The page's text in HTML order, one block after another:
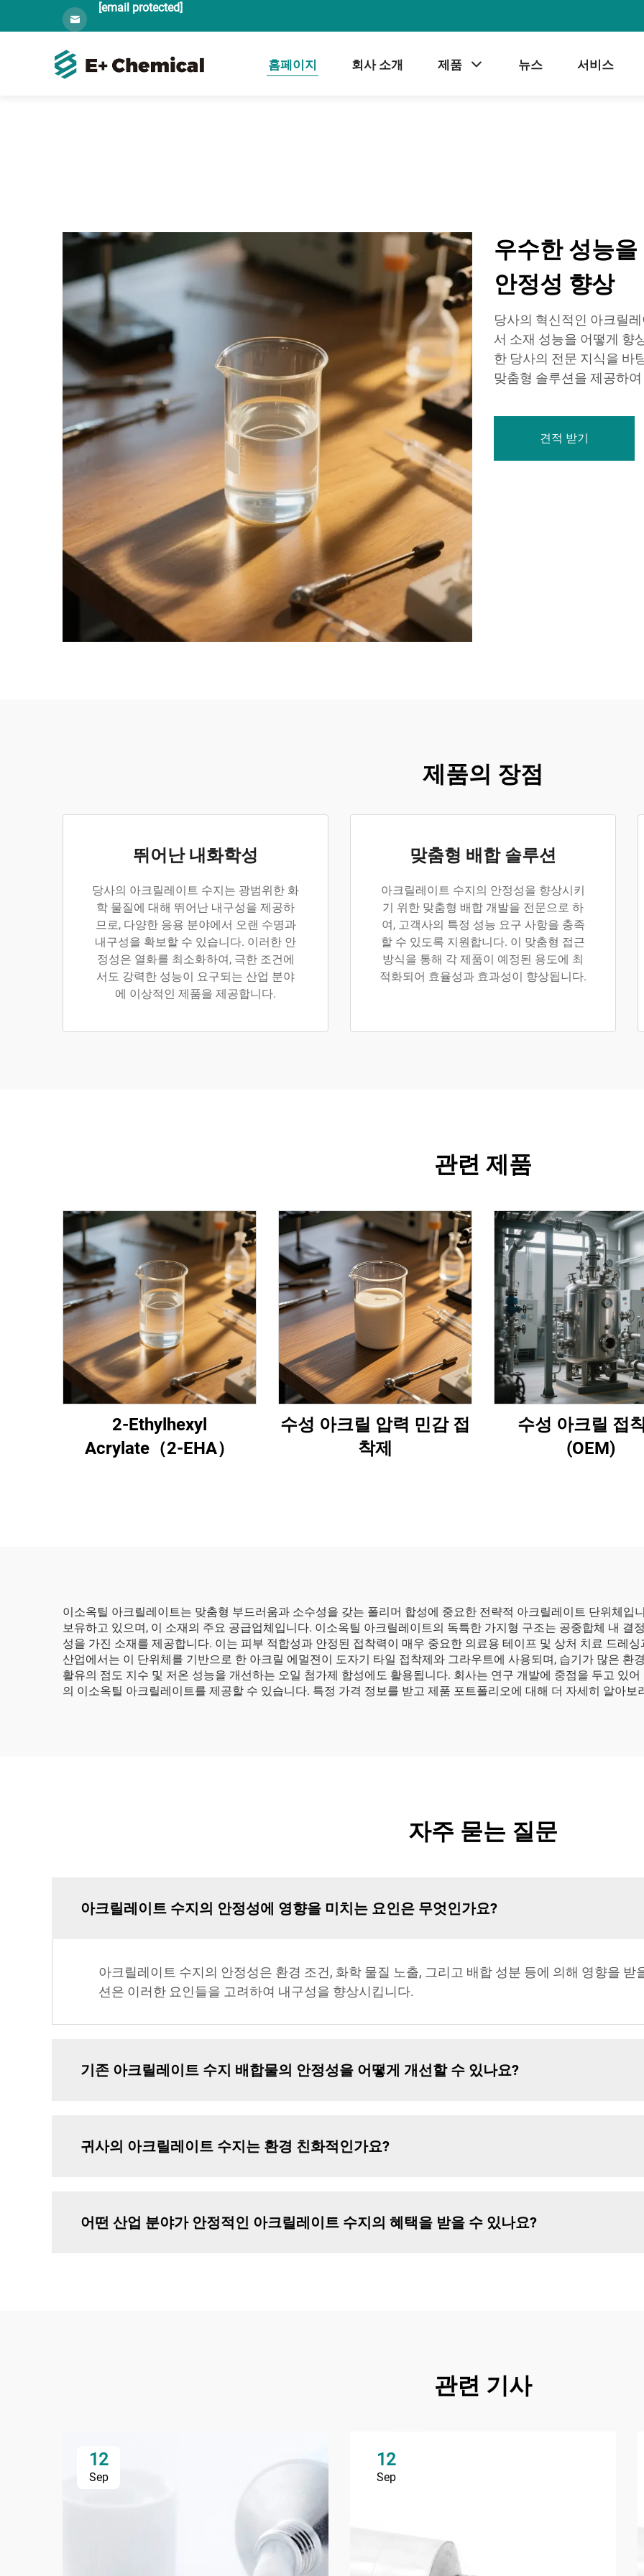
[email protected]
홈페이지 회사 소개 제품 뉴스 서비스
우수한 성능
안정성 향상
당사의 혁신적인 아크릴
서 소재 성능을 어떻게 향
한 당사의 전문 지식을 바
맞춤형 솔루션을 제공하
견적 받기
제품의 장점
뛰어난 내화학성
당사의 아크릴레이트 수지는 광범위한 화
학 물질에 대해 뛰어난 내구성을 제공하
므로, 다양한 응용 분야에서 오랜 수명과
내구성을 확보할 수 있습니다. 이러한 안
정성은 열화를 최소화하여, 극한 조건에
서도 강력한 성능이 요구되는 산업 분야
에 이상적인 제품을 제공합니다.
맞춤형 배합 솔루션
아크릴레이트 수지의 안정성을 향상시키
기 위한 맞춤형 배합 개발을 전문으로 하
여, 고객사의 특정 성능 요구 사항을 충족
할 수 있도록 지원합니다. 이 맞춤형 접근
방식을 통해 각 제품이 예정된 용도에 최
적화되어 효율성과 효과성이 향상됩니다.
관련 제품
2-Ethylhexyl
Acrylate（2-EHA）
수성 아크릴 압력 민감 접
착제
수성 아크릴 접
(OEM)
이소옥틸 아크릴레이트는 맞춤형 부드러움과 소수성을 갖는 폴리머 합성에 중요한 전략적 아크릴레이트 단위체입
보유하고 있으며, 이 소재의 주요 공급업체입니다. 이소옥틸 아크릴레이트의 독특한 가지형 구조는 공중합체 내 결
성을 가진 소재를 제공합니다. 이는 피부 적합성과 안정된 접착력이 매우 중요한 의료용 테이프 및 상처 치료 드레
산업에서는 이 단위체를 기반으로 한 아크릴 에멀젼이 도자기 타일 접착제와 그라우트에 사용되며, 습기가 많은 환
활유의 점도 지수 및 저온 성능을 개선하는 오일 첨가제 합성에도 활용됩니다. 회사는 연구 개발에 중점을 두고 있
의 이소옥틸 아크릴레이트를 제공할 수 있습니다. 특정 가격 정보를 받고 제품 포트폴리오에 대해 더 자세히 알아
자주 묻는 질문
아크릴레이트 수지의 안정성에 영향을 미치는 요인은 무엇인가요?
아크릴레이트 수지의 안정성은 환경 조건, 화학 물질 노출, 그리고 배합 성분 등에 의해 영향을
션은 이러한 요인들을 고려하여 내구성을 향상시킵니다.
기존 아크릴레이트 수지 배합물의 안정성을 어떻게 개선할 수 있나요?
귀사의 아크릴레이트 수지는 환경 친화적인가요?
어떤 산업 분야가 안정적인 아크릴레이트 수지의 혜택을 받을 수 있나요?
관련 기사
12
Sep
12
Sep